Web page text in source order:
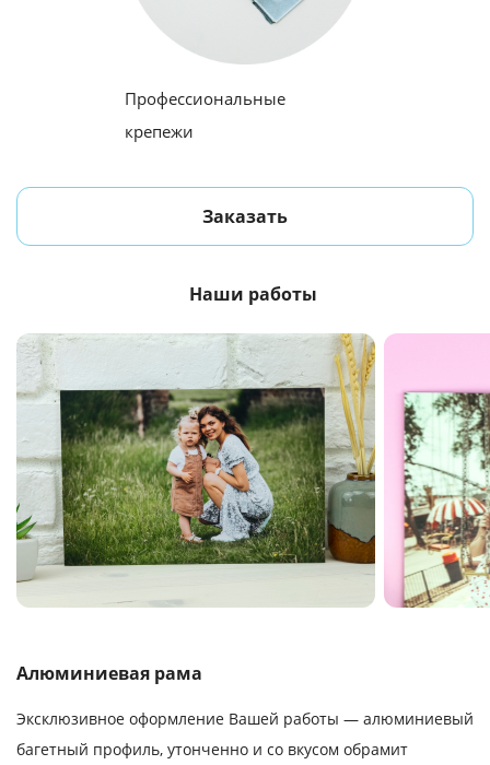
Профессиональные
крепежи
Заказать
Наши работы
Алюминиевая рама
Эксклюзивное оформление Вашей работы — алюминиевый
багетный профиль, утонченно и со вкусом обрамит